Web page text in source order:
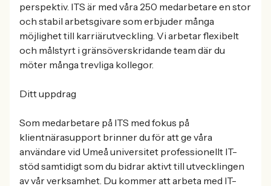
perspektiv. ITS är med våra 250 medarbetare en stor
och stabil arbetsgivare som erbjuder många
möjlighet till karriärutveckling. Vi arbetar flexibelt
och målstyrt i gränsöverskridande team där du
möter många trevliga kollegor.
Ditt uppdrag
Som medarbetare på ITS med fokus på
klientnärasupport brinner du för att ge våra
användare vid Umeå universitet professionellt IT-
stöd samtidigt som du bidrar aktivt till utvecklingen
av vår verksamhet. Du kommer att arbeta med IT-